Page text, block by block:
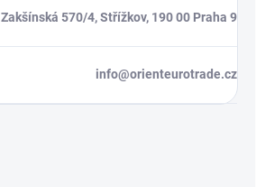
Zakšínská 570/4, Střížkov, 190 00 Praha 9
info@orienteurotrade.cz